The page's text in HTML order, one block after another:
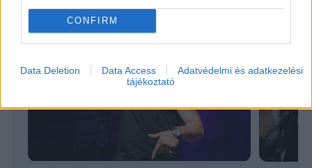
CONFIRM
Data Deletion Data Access
Adatvédelmi és adatkezelési
tájékoztató